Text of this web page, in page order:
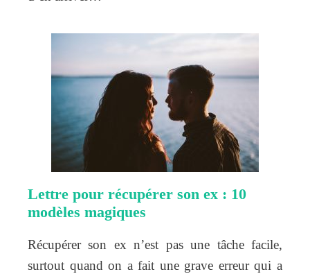
Lettre pour récupérer son ex : 10
modèles magiques
Récupérer son ex n’est pas une tâche facile,
surtout quand on a fait une grave erreur qui a